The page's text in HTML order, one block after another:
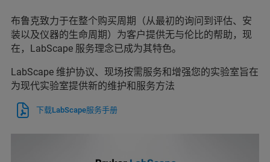
布鲁克致力于在整个购买周期（从最初的询问到评估、安
装以及仪器的生命周期）为客户提供无与伦比的帮助，现
在，LabScape 服务理念已成为其特色。
LabScape 维护协议、现场按需服务和增强您的实验室旨在
为现代实验室提供新的维护和服务方法
下载LabScape服务手册